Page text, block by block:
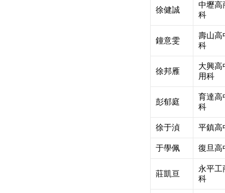
徐健誠
中壢高
科
鐘意雯
壽山高
科
徐邦雁
大興高
用科
彭郁庭
育達高
科
徐于湞 平鎮高
于學佩 復旦高
莊凱亘
永平工
科